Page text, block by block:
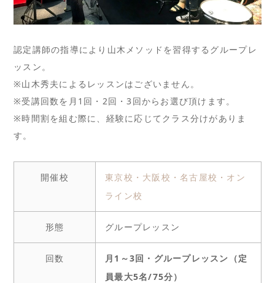
認定講師の指導により山木メソッドを習得するグループレ
ッスン。
※山木秀夫によるレッスンはございません。
※受講回数を月1回・2回・3回からお選び頂けます。
※時間割を組む際に、経験に応じてクラス分けがありま
す。
開催校 東京校・ 大阪校・名古屋校・ オン
ライン校
形態 グループレッスン
回数
月1～3回・グループレッスン（定
員最大5名/75分）